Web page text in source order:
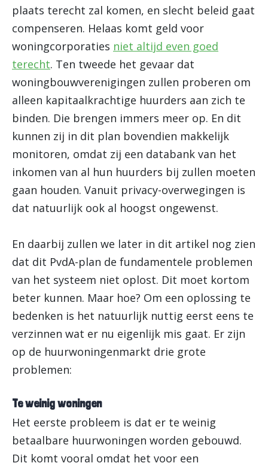
plaats terecht zal komen, en slecht beleid gaat
compenseren. Helaas komt geld voor
woningcorporaties niet altijd even goed
terecht. Ten tweede het gevaar dat
woningbouwverenigingen zullen proberen om
alleen kapitaalkrachtige huurders aan zich te
binden. Die brengen immers meer op. En dit
kunnen zij in dit plan bovendien makkelijk
monitoren, omdat zij een databank van het
inkomen van al hun huurders bij zullen moeten
gaan houden. Vanuit privacy-overwegingen is
dat natuurlijk ook al hoogst ongewenst.
En daarbij zullen we later in dit artikel nog zien
dat dit PvdA-plan de fundamentele problemen
van het systeem niet oplost. Dit moet kortom
beter kunnen. Maar hoe? Om een oplossing te
bedenken is het natuurlijk nuttig eerst eens te
verzinnen wat er nu eigenlijk mis gaat. Er zijn
op de huurwoningenmarkt drie grote
problemen:
Te weinig woningen
Het eerste probleem is dat er te weinig
betaalbare huurwoningen worden gebouwd.
Dit komt vooral omdat het voor een